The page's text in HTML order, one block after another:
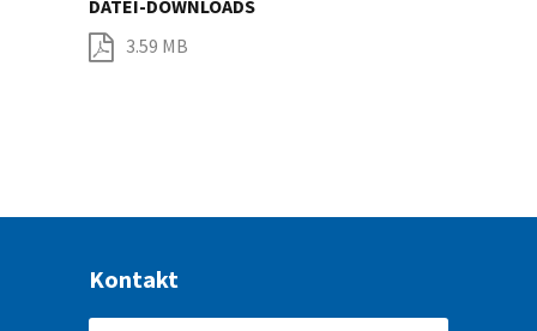
DATEI-DOWNLOADS
3.59 MB
Kontakt